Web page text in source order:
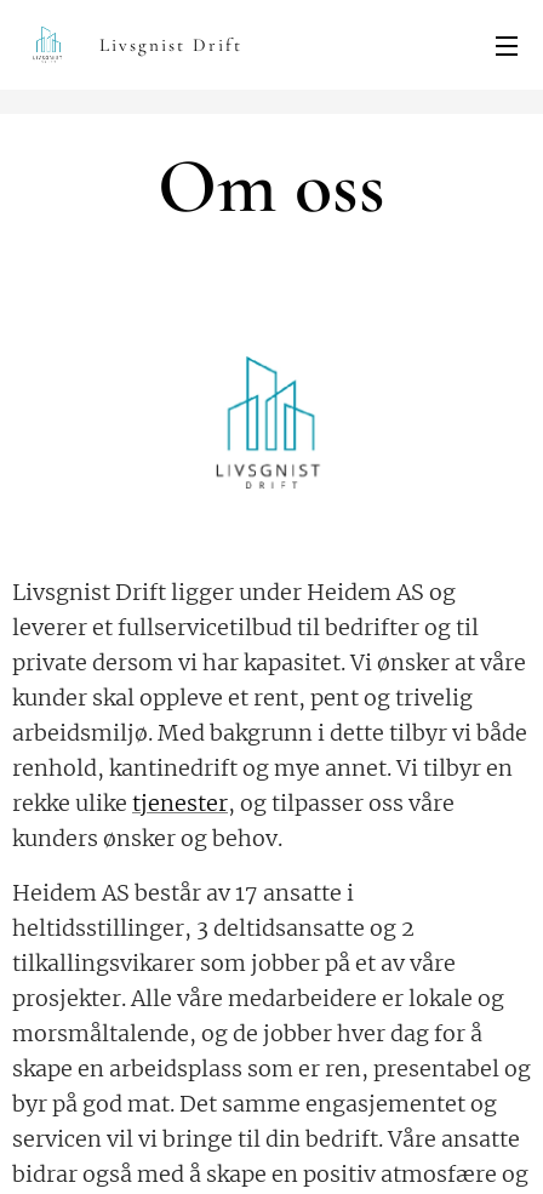
Livsgnist Drift
Om oss
Livsgnist Drift ligger under Heidem AS og
leverer et fullservicetilbud til bedrifter og til
private dersom vi har kapasitet. Vi ønsker at våre
kunder skal oppleve et rent, pent og trivelig
arbeidsmiljø. Med bakgrunn i dette tilbyr vi både
renhold, kantinedrift og mye annet. Vi tilbyr en
rekke ulike tjenester, og tilpasser oss våre
kunders ønsker og behov.
Heidem AS består av 17 ansatte i
heltidsstillinger, 3 deltidsansatte og 2
tilkallingsvikarer som jobber på et av våre
prosjekter. Alle våre medarbeidere er lokale og
morsmåltalende, og de jobber hver dag for å
skape en arbeidsplass som er ren, presentabel og
byr på god mat. Det samme engasjementet og
servicen vil vi bringe til din bedrift. Våre ansatte
bidrar også med å skape en positiv atmosfære og